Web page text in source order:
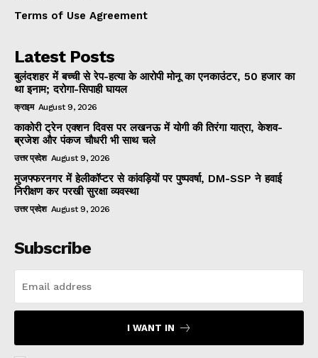
Terms of Use Agreement
Latest Posts
बुलंदशहर में बच्ची से रेप-हत्या के आरोपी मोनू का एनकाउंटर, 50 हजार का
था इनाम; दरोगा-सिपाही घायल
क्राइम August 9, 2026
काकोरी ट्रेन एक्शन दिवस पर लखनऊ में योगी की तिरंगा यात्रा, केशव-
ब्रजेश और पंकज चौधरी भी साथ चले
उत्तर प्रदेश August 9, 2026
मुजफ्फरनगर में हेलीकॉप्टर से कांवड़ियों पर पुष्पवर्षा, DM-SSP ने हवाई
निरीक्षण कर परखी सुरक्षा व्यवस्था
उत्तर प्रदेश August 9, 2026
Subscribe
I WANT IN